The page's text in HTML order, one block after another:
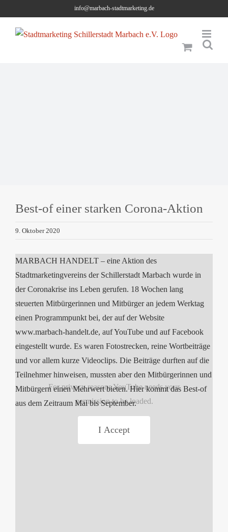
content
info@marbach-stadtmarketing.de
Best-of einer starken Corona-Aktion
9. Oktober 2020
MARBACH HANDELT – eine Aktion des
Stadtmarketingvereins der Schillerstadt Marbach wurde in
der Coronakrise ins Leben gerufen. 18 Wochen lang
steuerten Mitbürgerinnen und Mitbürger an jedem Werktag
einen Programmpunkt bei, der auf der Website
www.marbach-handelt.de, auf YouTube und auf Facebook
eingestellt wurde. Es waren Fotostrecken, reine Wortbeiträge
und vor allem kurze Videoclips. Die Beiträge durften auf die
Teilnehmer hinweisen, mussten aber den Mitbürgerinnen und
Mitbürgern einen Mehrwert bieten. Hier kommt das Best-of
aus dem Zeitraum Mai bis September.
For privacy reasons YouTube needs your
permission to be loaded.
I Accept